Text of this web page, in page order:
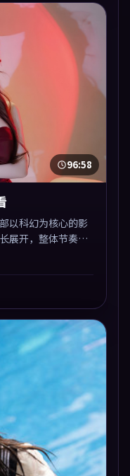
96:58
以科幻为核心的影
展开，整体节奏紧